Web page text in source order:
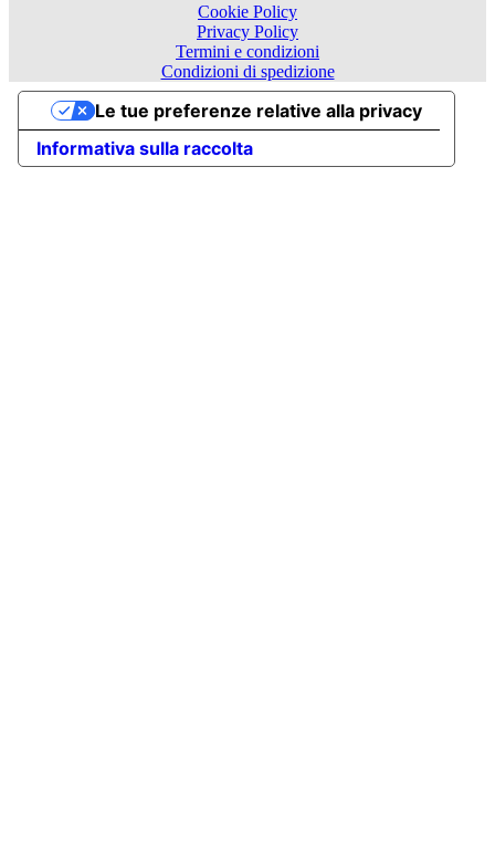
Cookie Policy
Privacy Policy
Termini e condizioni
Condizioni di spedizione
Informativa sulla raccolta
Le tue preferenze relative alla privacy